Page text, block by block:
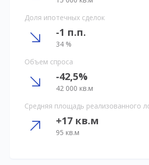
Доля ипотечных сделок
-1 п.п.
34 %
Объем спроса
-42,5%
42 000 кв.м
Средняя площадь реализованного
+17 кв.м
95 кв.м